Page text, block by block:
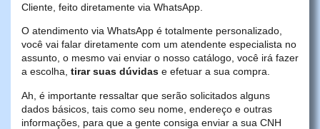
Cliente, feito diretamente via WhatsApp.
O atendimento via WhatsApp é totalmente personalizado,
você vai falar diretamente com um atendente especialista no
assunto, o mesmo vai enviar o nosso catálogo, você irá fazer
a escolha, tirar suas dúvidas e efetuar a sua compra.
Ah, é importante ressaltar que serão solicitados alguns
dados básicos, tais como seu nome, endereço e outras
informações, para que a gente consiga enviar a sua CNH